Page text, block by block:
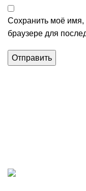
Сохранить моё имя,
браузере для